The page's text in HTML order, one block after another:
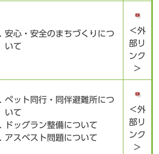
安心・安全のまちづくりにつ
いて
＜外
部リ
ンク
＞
ペット同行・同伴避難所につ
いて
ドッグラン整備について
アスベスト問題について
＜外
部リ
ンク
＞